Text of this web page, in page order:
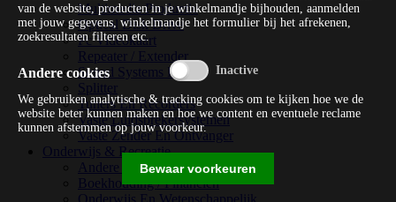
Multimedia Productie
Optical Disk Drive
Pc Videokaart
Repeater / Extender
Sound Systems Hi-fi
Splitter
Tuners En Recorders
Vaste Luidsprekersystemen
Vaste Zender En Ontvanger
Onderwijs & Recreatie
Andere Beveiligingssoftware
Boekhouding / Financiën
van de website, producten in je winkelmandje bijhouden, aanmelden
met jouw gegevens, winkelmandje het formulier bij het afrekenen,
zoekresultaten filteren etc.
Andere cookies
We gebruiken analytische & tracking cookies om te kijken hoe we de
website beter kunnen maken en hoe we content en eventuele reclame
kunnen afstemmen op jouw voorkeur.
Bewaar voorkeuren